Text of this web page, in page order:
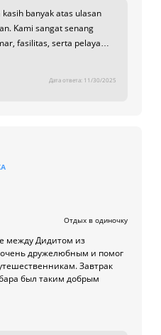
Kami sangat senang
fasilitas, serta pelayanan
semua fasilitas
bahkan lebih baik lagi.
Дата ответа: 11/30/2025
Отдых в одиночку
между Дидитом из
очень дружелюбным и помог
Завтрак
был таким добрым